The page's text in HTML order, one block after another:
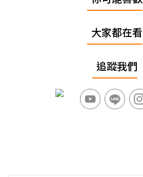
大家都在看
追蹤我們